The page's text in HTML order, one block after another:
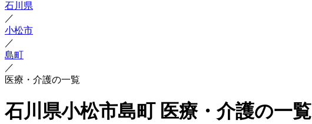
石川県
／
小松市
／
島町
／
医療・介護の一覧
石川県小松市島町 医療・介護の一覧